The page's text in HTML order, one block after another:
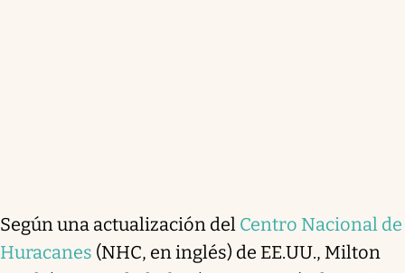
Según una actualización del Centro Nacional de
Huracanes (NHC, en inglés) de EE.UU., Milton